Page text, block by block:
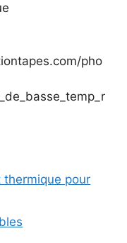
pho
thermique pour